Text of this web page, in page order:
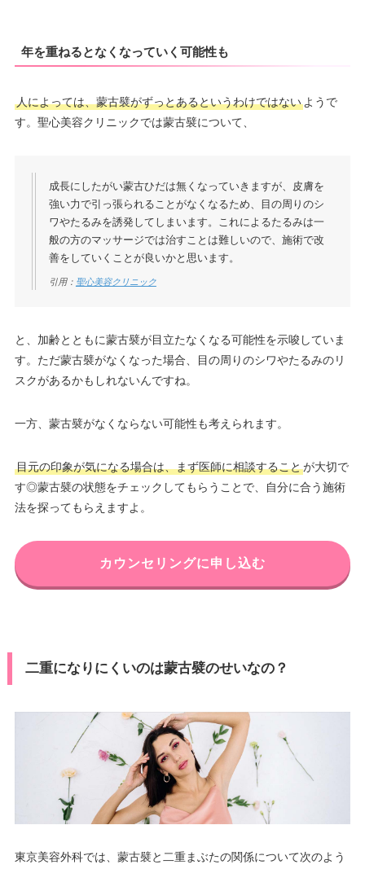
年を重ねるとなくなっていく可能性も
人によっては、蒙古襞がずっとあるというわけではないようで
す。聖心美容クリニックでは蒙古襞について、
成長にしたがい蒙古ひだは無くなっていきますが、皮膚を
強い力で引っ張られることがなくなるため、目の周りのシ
ワやたるみを誘発してしまいます。これによるたるみは一
般の方のマッサージでは治すことは難しいので、施術で改
善をしていくことが良いかと思います。
引用： 聖心美容クリニック
と、加齢とともに蒙古襞が目立たなくなる可能性を示唆していま
す。ただ蒙古襞がなくなった場合、目の周りのシワやたるみのリ
スクがあるかもしれないんですね。
一方、蒙古襞がなくならない可能性も考えられます。
目元の印象が気になる場合は、まず医師に相談することが大切で
す◎蒙古襞の状態をチェックしてもらうことで、自分に合う施術
法を探ってもらえますよ。
カウンセリングに申し込む
二重になりにくいのは蒙古襞のせいなの？
東京美容外科では、蒙古襞と二重まぶたの関係について次のよう